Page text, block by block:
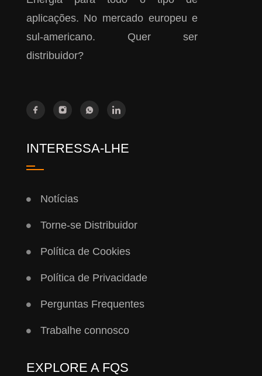
aplicações. No mercado europeu e
sul-americano. Quer ser
distribuidor?
INTERESSA-LHE
Notícias
Torne-se Distribuidor
Política de Cookies
Política de Privacidade
Perguntas Frequentes
Trabalhe connosco
EXPLORE A FQS